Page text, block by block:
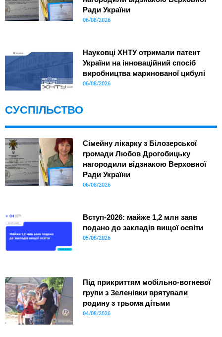
Ради України
06/08/2026
Науковці ХНТУ отримали патент
України на інноваційний спосіб
виробництва маринованої цибулі
06/08/2026
СУСПІЛЬСТВО
Сімейну лікарку з Білозерської
громади Любов Дрогобицьку
нагородили відзнакою Верховної
Ради України
06/08/2026
Вступ-2026: майже 1,2 млн заяв
подано до закладів вищої освіти
05/08/2026
Під прикриттям мобільно-вогневої
групи з Зеленівки врятували
родину з трьома дітьми
04/08/2026